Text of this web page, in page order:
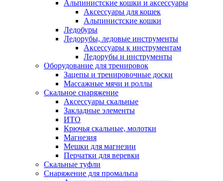
Альпинистские кошки и аксессуары
Аксессуары для кошек
Альпинистские кошки
Ледобуры
Ледорубы, ледовые инструменты
Аксессуары к инструментам
Ледорубы и инструменты
Оборудование для тренировок
Зацепы и тренировочные доски
Массажные мячи и роллы
Скальное снаряжение
Аксессуары скальные
Закладные элементы
ИТО
Крючья скальные, молотки
Магнезия
Мешки для магнезии
Перчатки для веревки
Скальные туфли
Снаряжение для промальпа